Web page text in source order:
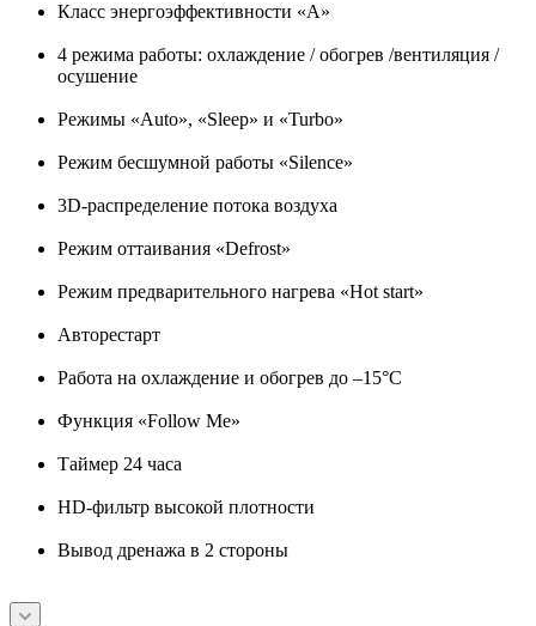
Класс энергоэффективности «A»
4 режима работы: охлаждение / обогрев /вентиляция /
осушение
Режимы «Auto», «Sleep» и «Turbo»
Режим бесшумной работы «Silence»
3D-распределение потока воздуха
Режим оттаивания «Defrost»
Режим предварительного нагрева «Hot start»
Авторестарт
Работа на охлаждение и обогрев до –15°C
Функция «Follow Me»
Таймер 24 часа
HD-фильтр высокой плотности
Вывод дренажа в 2 стороны